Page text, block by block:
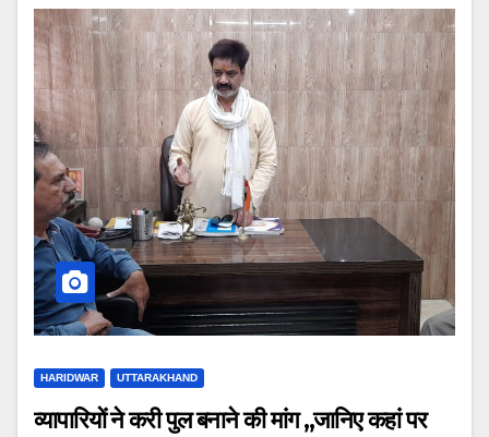
HARIDWAR UTTARAKHAND
व्यापारियों ने करी पुल बनाने की मांग ,,जानिए कहां पर